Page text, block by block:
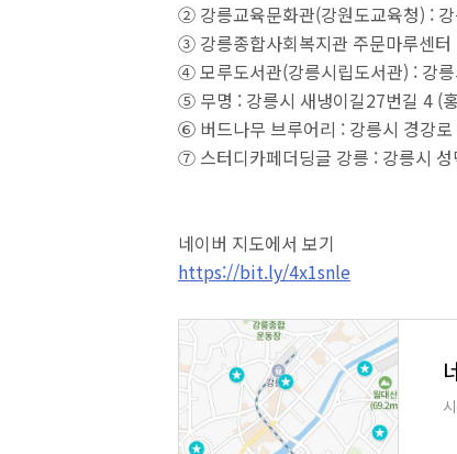
② 강릉교육문화관(강원도교육청) :
③ 강릉종합사회복지관 주문마루센
④ 모루도서관(강릉시립도서관) : 강
⑤ 무명 : 강릉시 새냉이길27번길 4 (
⑥ 버드나무 브루어리 : 강릉시 경강
⑦ 스터디카페더딩글 강릉 : 강릉시
네이버 지도에서 보기
https://bit.ly/4x1snle